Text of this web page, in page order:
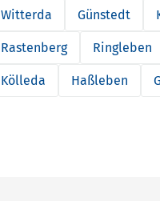
Witterda Günstedt
Rastenberg Ringleben
Kölleda Haßleben